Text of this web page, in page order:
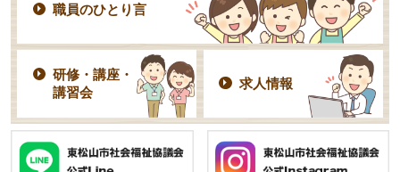
職員のひとり言
研修・講座・
講習会
求人情報